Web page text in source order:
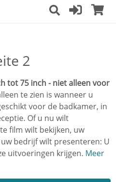
2
tot 75 inch - niet alleen voor
te zien is wanneer u
voor de badkamer, in
Of u nu wilt
film wilt bekijken, uw
bedrijf wilt presenteren: U
uitvoeringen krijgen. Meer